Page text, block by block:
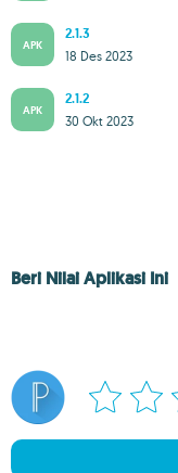
APK
2.1.3
18 Des 2023
APK
2.1.2
30 Okt 2023
Beri Nilai Aplikasi Ini